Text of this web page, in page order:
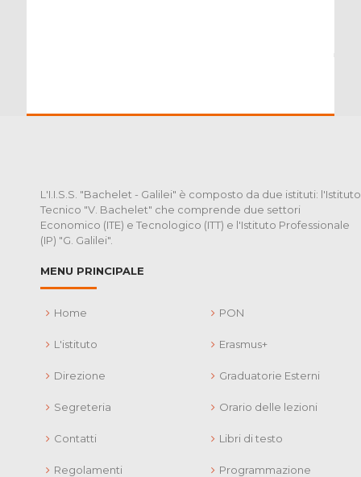
L'I.I.S.S. "Bachelet - Galilei" è composto da due istituti: l'Istituto
Tecnico "V. Bachelet" che comprende due settori
Economico (ITE) e Tecnologico (ITT) e l'Istituto Professionale
(IP) "G. Galilei".
MENU PRINCIPALE
Home
L'istituto
Direzione
Segreteria
Contatti
Regolamenti
PON
Erasmus+
Graduatorie Esterni
Orario delle lezioni
Libri di testo
Programmazione